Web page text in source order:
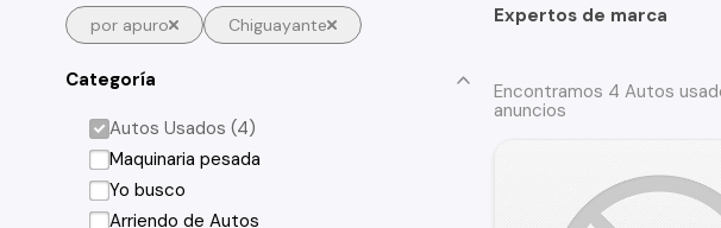
por apuro Chiguayante
Categoría
Autos Usados (4)
Maquinaria pesada
Yo busco
Arriendo de Autos
Expertos de marca
Encontramos 4 Autos
anuncios